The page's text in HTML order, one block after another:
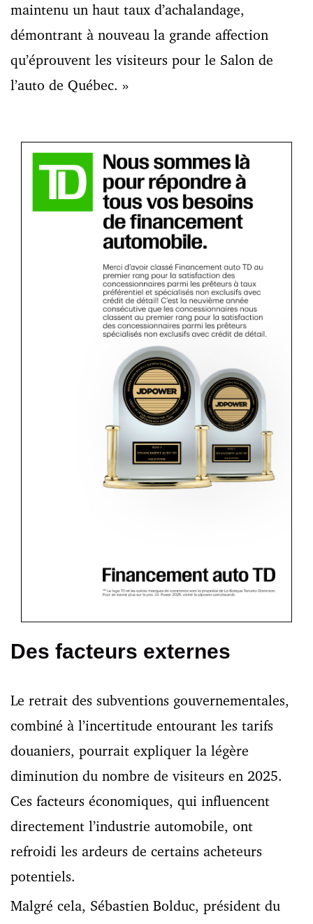
maintenu un haut taux d’achalandage,
démontrant à nouveau la grande affection
qu’éprouvent les visiteurs pour le Salon de
l’auto de Québec. »
Des facteurs externes
Le retrait des subventions gouvernementales,
combiné à l’incertitude entourant les tarifs
douaniers, pourrait expliquer la légère
diminution du nombre de visiteurs en 2025.
Ces facteurs économiques, qui influencent
directement l’industrie automobile, ont
refroidi les ardeurs de certains acheteurs
potentiels.
Malgré cela, Sébastien Bolduc, président du